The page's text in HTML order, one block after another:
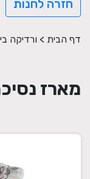
חזרה לחנות
דף הבית > ורדיקה
מארז